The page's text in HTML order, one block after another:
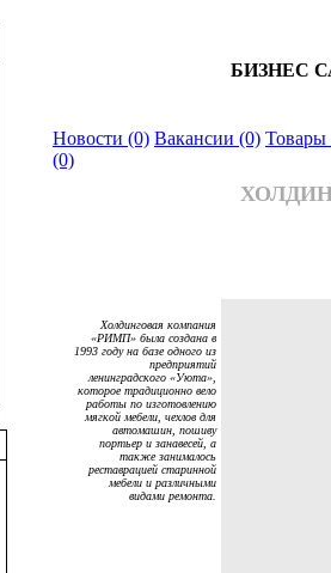
БИЗНЕС
Новости (0) Вакансии (0) Товары
(0)
Холдинговая компания
«РИМП» была создана в
1993 году на базе одного из
предприятий
ленинградского «Уюта»,
которое традиционно вело
работы по изготовлению
мягкой мебели, чехлов для
автомашин, пошиву
портьер и занавесей, а
также занималось
реставрацией старинной
мебели и различными
видами ремонта.